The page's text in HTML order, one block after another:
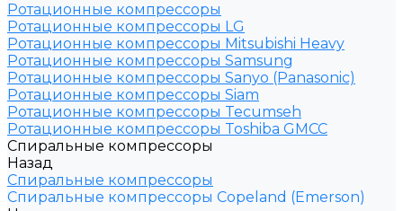
Ротационные компрессоры
Ротационные компрессоры LG
Ротационные компрессоры Mitsubishi Heavy
Ротационные компрессоры Samsung
Ротационные компрессоры Sanyo (Panasonic)
Ротационные компрессоры Siam
Ротационные компрессоры Tecumseh
Ротационные компрессоры Toshiba GMCC
Спиральные компрессоры
Назад
Спиральные компрессоры
Спиральные компрессоры Copeland (Emerson)